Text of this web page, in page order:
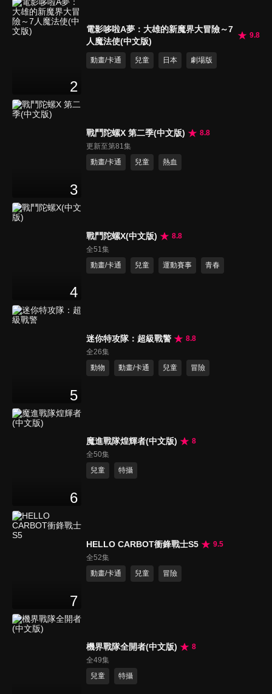
2
電影哆啦A夢：大雄的新魔界大冒險～7
人魔法使(中文版)
9.8
動畫/卡通 兒童 日本 劇場版
3
戰鬥陀螺X 第二季(中文版)
8.8
更新至第81集
動畫/卡通
兒童 熱血
4
戰鬥陀螺X(中文版)
8.8
全51集
動畫/卡通
兒童 運動賽事 青春
5
迷你特攻隊：超級戰警
8.8
全26集
動物
動畫/卡通 兒童 冒險
6
魔進戰隊煌輝者(中文版)
8
全50集
兒童
特攝
7
HELLO CARBOT衝鋒戰士S5
9.5
全52集
動畫/卡通
兒童 冒險
機界戰隊全開者(中文版)
8
全49集
兒童
特攝